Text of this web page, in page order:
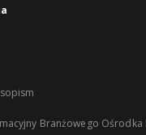
Branżowego Ośrodka